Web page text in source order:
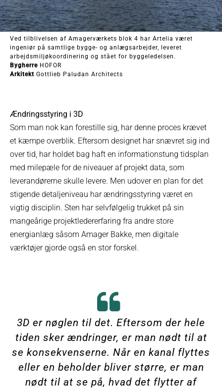
Ved tilblivelsen af Amagerværkets blok 4 har Artelia været
ingeniør på samtlige bygge- og anlægsarbejder, leveret
arbejdsmiljøkoordinering og stået for byggeledelsen.
Bygherre HOFOR
Arkitekt Gottlieb Paludan Architects
Ændringsstyring i 3D
Som man nok kan forestille sig, har denne proces krævet
et kæmpe overblik. Eftersom designet har snævret sig ind
over tid, har holdet bag haft en informationstung tidsplan
med milepæle for de niveauer af projekt data, som
leverandørerne skulle levere. Men udover en plan for det
stigende detaljeniveau har ændringsstyring været en
vigtig disciplin. Sten har selvfølgelig trukket på sin
mangeårige projektledererfaring fra andre store
energianlæg såsom Amager Bakke, men digitale
værktøjer gjorde også en stor forskel.
3D er nøglen til det. Eftersom der hele
tiden sker ændringer, er man nødt til at
se konsekvenserne. Når en kanal flyttes
eller en beholder bliver større, er man
nødt til at se på, hvad det flytter af